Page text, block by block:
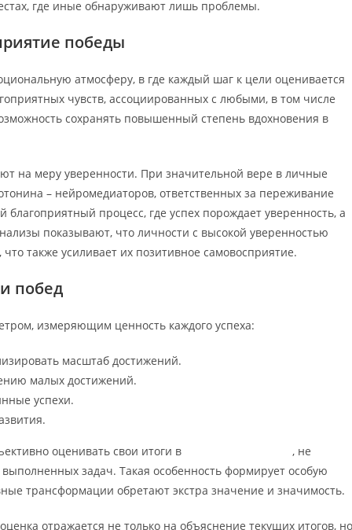
где иные обнаруживают лишь проблемы.
победы
атмосферу, в где каждый шаг к цели оценивается
чувств, ассоциированных с любыми, в том числе
сохранять повышенный степень вдохновения в
на меру уверенности. При значительной вере в личные
– нейромедиаторов, ответственных за переживание
процесс, где успех порождает уверенность, а
показывают, что личности с высокой уверенностью
также усиливает их позитивное самовосприятие.
побед
измеряющим ценность каждого успеха:
масштаб достижений.
малых достижений.
успехи.
оценивать свои итоги в
, не
задач. Такая особенность формирует особую
трансформации обретают экстра значение и значимость.
отражается не только на объяснение текущих итогов, но